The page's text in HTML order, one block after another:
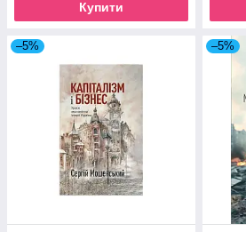
Купити
–5% –5%